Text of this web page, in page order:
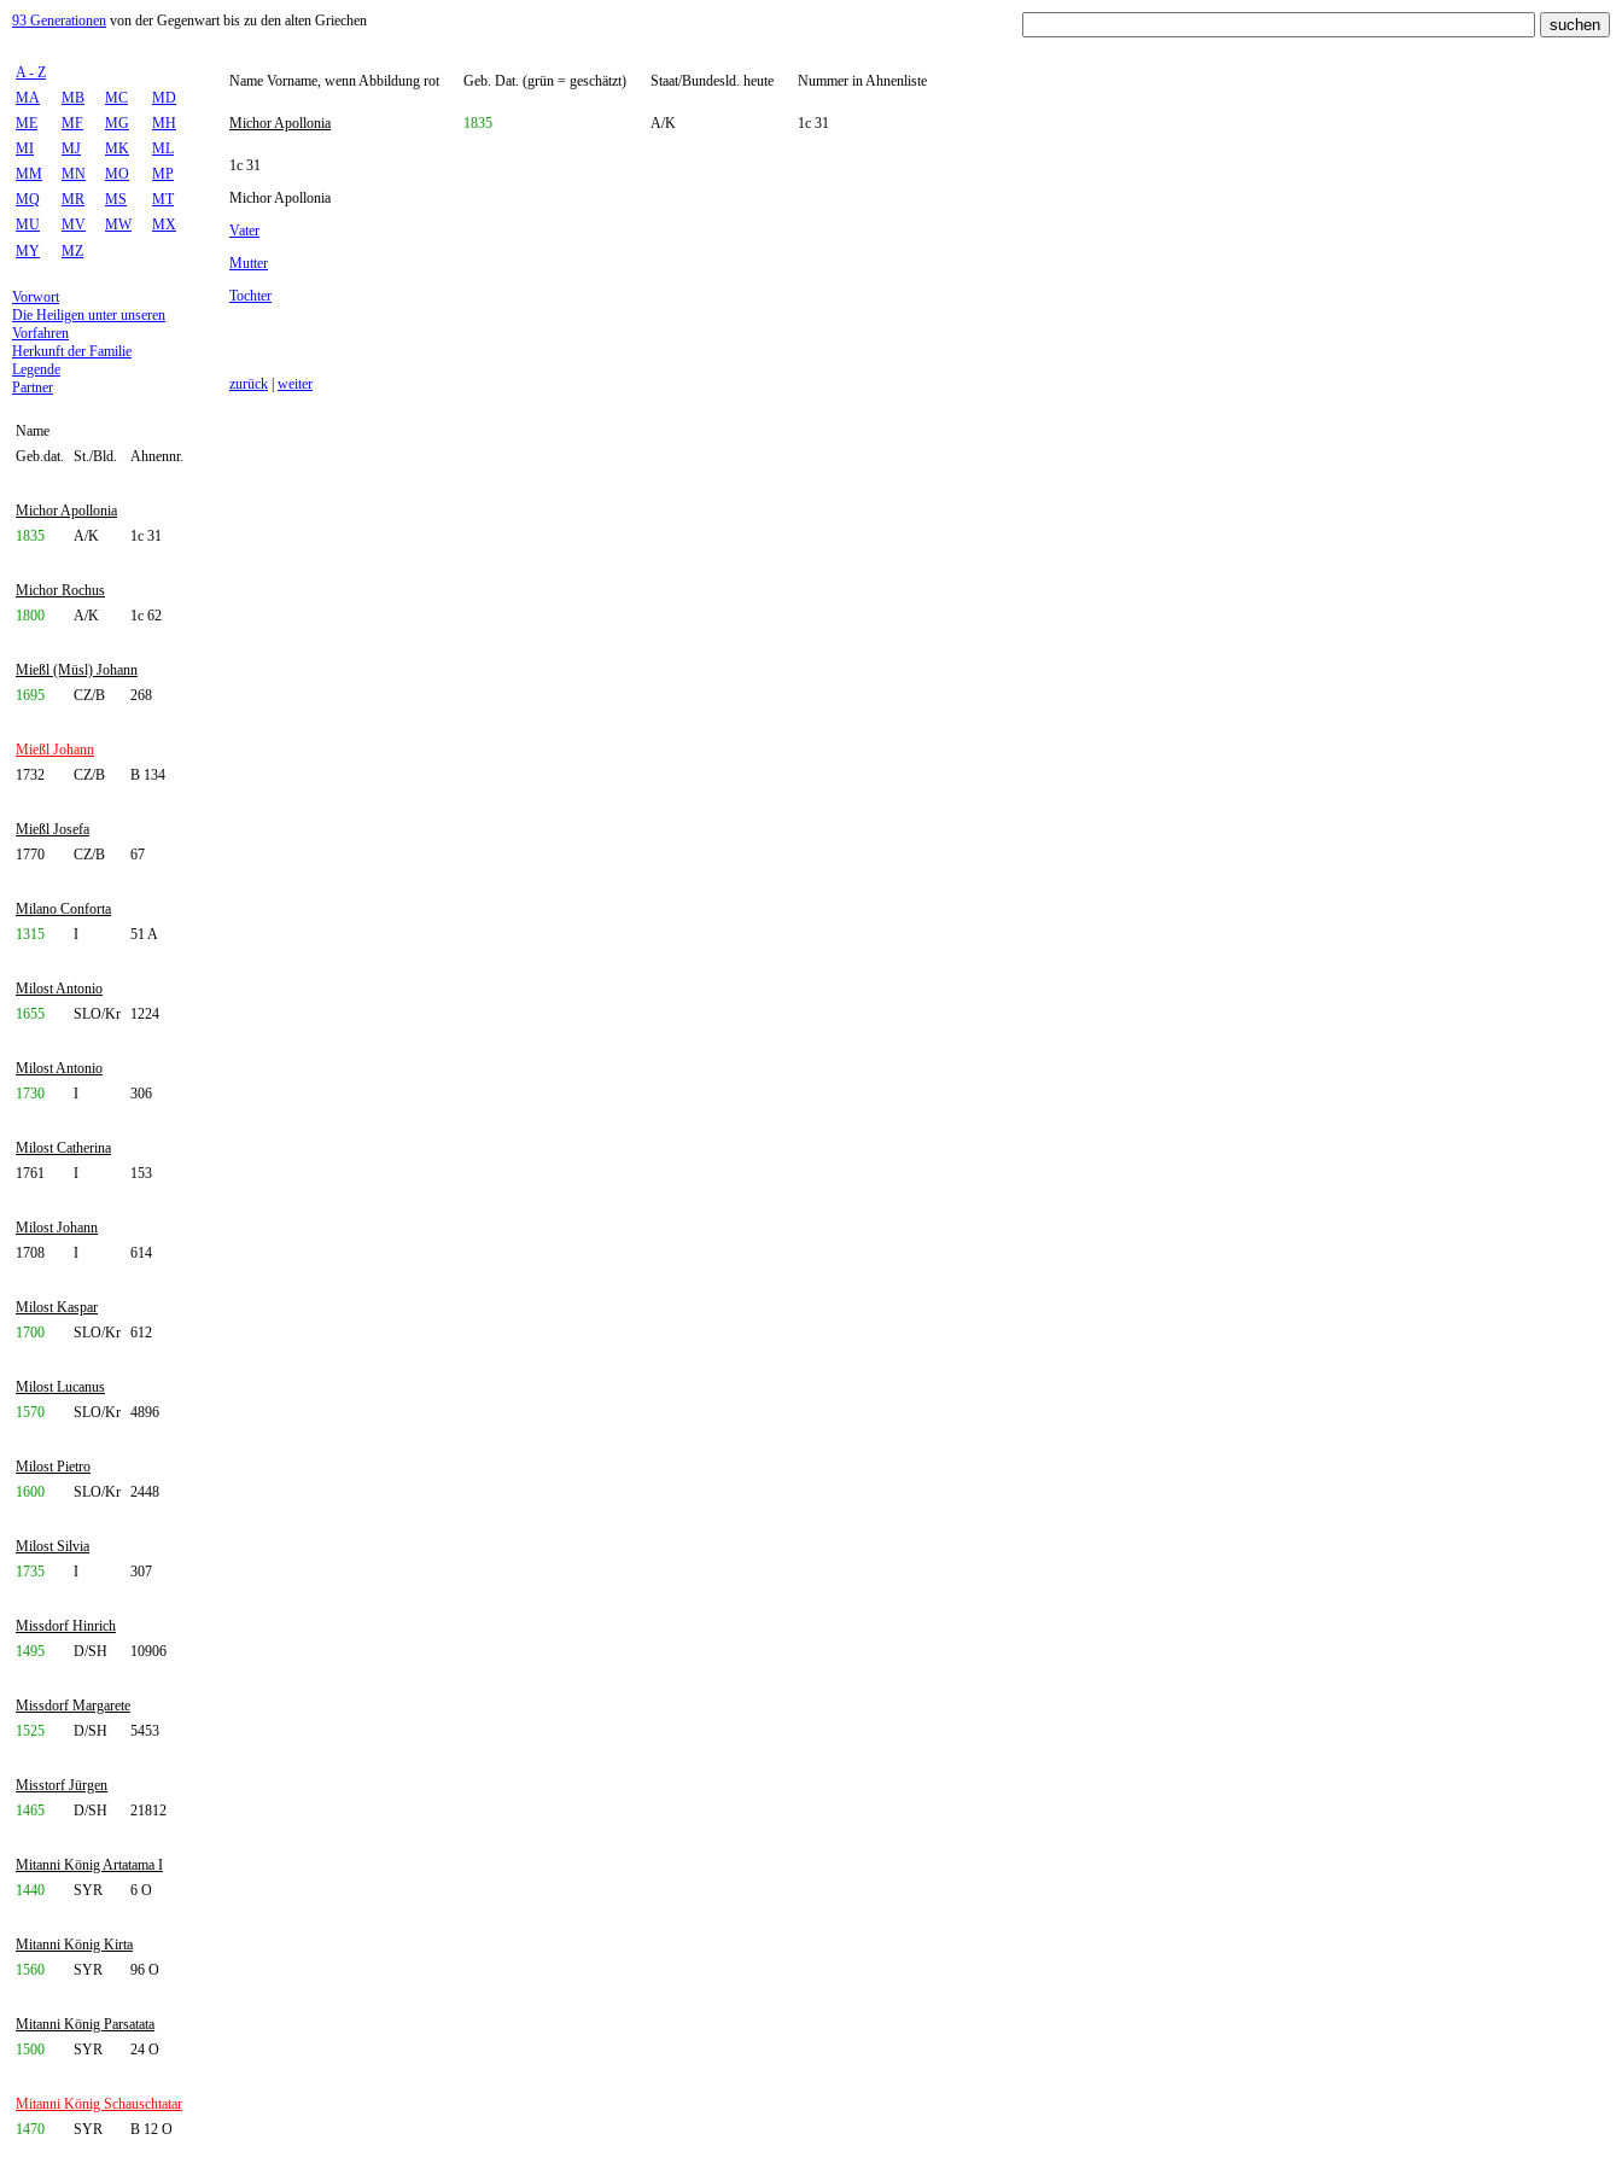
93 Generationen von der Gegenwart bis zu den alten Griechen
A - Z
MA
MB MC
MD
ME
MF MG
MH
MI
MJ MK
ML
MM
MN MO
MP
MQ
MR MS
MT
MU
MV MW
MX
MY
MZ
Vorwort
Die Heiligen unter unseren
Vorfahren
Herkunft der Familie
Legende
Partner
Name
Geb.dat.
St./Bld. Ahnennr.
Michor Apollonia
1835
A/K 1c 31
Michor Rochus
1800
A/K 1c 62
Mießl (Müsl) Johann
1695
CZ/B 268
Mießl Johann
1732
CZ/B B 134
Mießl Josefa
1770
CZ/B 67
Milano Conforta
1315
I 51 A
Milost Antonio
1655
SLO/Kr 1224
Milost Antonio
1730
I 306
Milost Catherina
1761
I 153
Milost Johann
1708
I 614
Milost Kaspar
1700
SLO/Kr 612
Milost Lucanus
1570
SLO/Kr 4896
Milost Pietro
1600
SLO/Kr 2448
Milost Silvia
1735
I 307
Missdorf Hinrich
1495
D/SH 10906
Missdorf Margarete
1525
D/SH 5453
Misstorf Jürgen
1465
D/SH 21812
Mitanni König Artatama I
1440
SYR 6 O
Mitanni König Kirta
1560
SYR 96 O
Mitanni König Parsatata
1500
SYR 24 O
Mitanni König Schauschtatar
1470
SYR B 12 O
Name Vorname, wenn Abbildung rot Geb. Dat. (grün = geschätzt) Staat/Bundesld. heute Nummer in Ahnenliste
Michor Apollonia 1835 A/K 1c 31
1c 31
Michor Apollonia
Vater
Mutter
Tochter
zurück weiter